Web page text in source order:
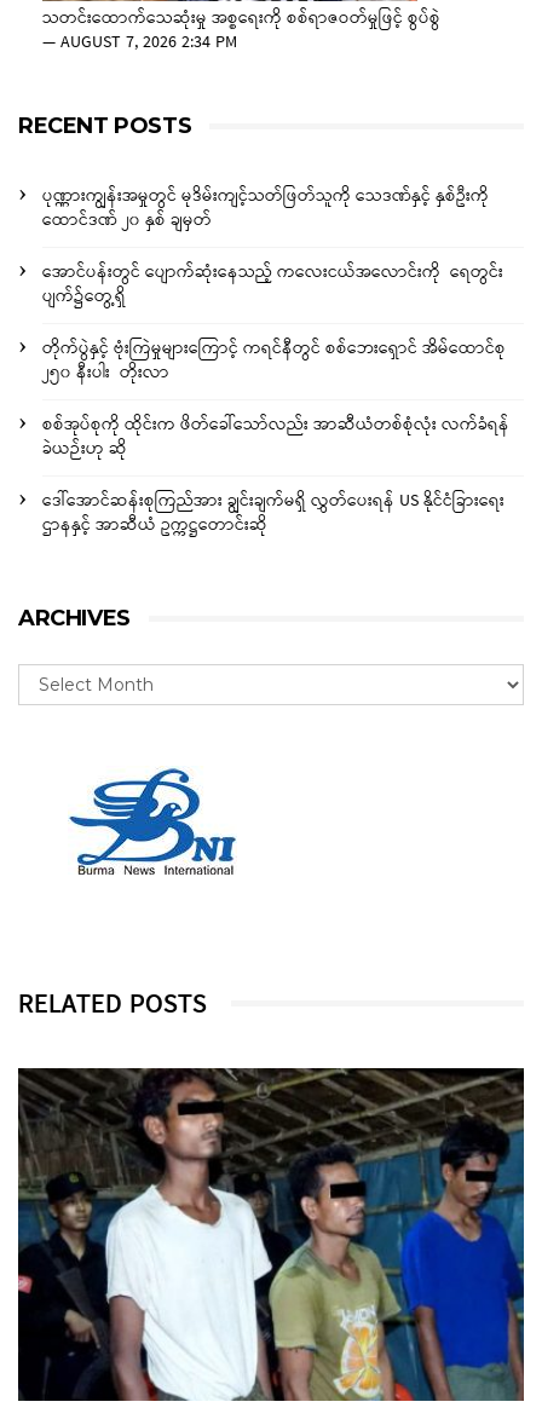
သတင်းထောက်သေဆုံးမှု အစ္စရေးကို စစ်ရာဇဝတ်မှုဖြင့် စွပ်စွဲ
—AUGUST 7, 2026 2:34 PM
RECENT POSTS
ပုဏ္ဏားကျွန်းအမှုတွင် မုဒိမ်းကျင့်သတ်ဖြတ်သူကို သေဒဏ်နှင့် နှစ်ဦးကို
ထောင်ဒဏ် ၂၀ နှစ် ချမှတ်
အောင်ပန်းတွင် ပျောက်ဆုံးနေသည့် ကလေးငယ်အလောင်းကို ရေတွင်း
ပျက်၌တွေ့ရှိ
တိုက်ပွဲနှင့် ဗုံးကြဲမှုများကြောင့် ကရင်နီတွင် စစ်ဘေးရှောင် အိမ်ထောင်စု
၂၅၀ နီးပါး တိုးလာ
စစ်အုပ်စုကို ထိုင်းက ဖိတ်ခေါ်သော်လည်း အာဆီယံတစ်စုံလုံး လက်ခံရန်
ခဲယဉ်းဟု ဆို
ဒေါ်အောင်ဆန်းစုကြည်အား ချွင်းချက်မရှိ လွှတ်ပေးရန် US နိုင်ငံခြားရေး
ဌာနနှင့် အာဆီယံ ဥက္ကဋ္ဌတောင်းဆို
ARCHIVES
RELATED POSTS